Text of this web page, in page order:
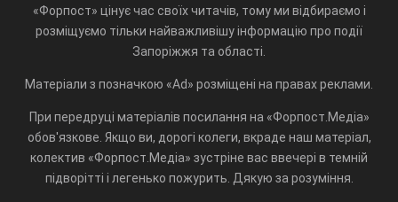
«Форпост» цінує час своїх читачів, тому ми відбираємо і
розміщуємо тільки найважливішу інформацію про події
Запоріжжя та області.
Матеріали з позначкою «Ad» розміщені на правах реклами.
При передруці матеріалів посилання на «Форпост.Медіа»
обов'язкове. Якщо ви, дорогі колеги, вкраде наш матеріал,
колектив «Форпост.Медіа» зустріне вас ввечері в темній
підворітті і легенько пожурить. Дякую за розуміння.